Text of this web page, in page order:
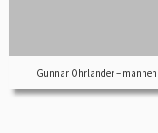
Gunnar Ohrlander –